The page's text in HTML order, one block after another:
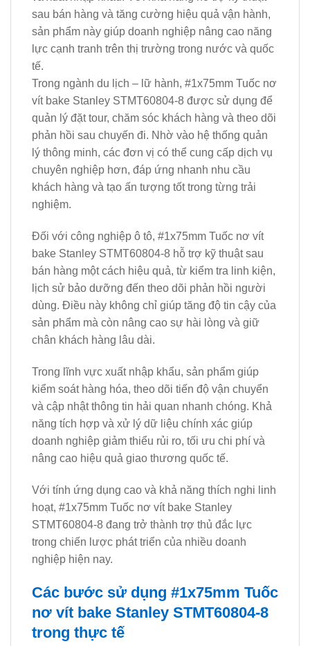
sau bán hàng và tăng cường hiệu quả vận hành,
sản phẩm này giúp doanh nghiệp nâng cao năng
lực cạnh tranh trên thị trường trong nước và quốc
tế.
Trong ngành du lịch – lữ hành, #1x75mm Tuốc nơ
vít bake Stanley STMT60804-8 được sử dụng để
quản lý đặt tour, chăm sóc khách hàng và theo dõi
phản hồi sau chuyến đi. Nhờ vào hệ thống quản
lý thông minh, các đơn vị có thể cung cấp dịch vụ
chuyên nghiệp hơn, đáp ứng nhanh nhu cầu
khách hàng và tạo ấn tượng tốt trong từng trải
nghiệm.
Đối với công nghiệp ô tô, #1x75mm Tuốc nơ vít
bake Stanley STMT60804-8 hỗ trợ kỹ thuật sau
bán hàng một cách hiệu quả, từ kiểm tra linh kiện,
lịch sử bảo dưỡng đến theo dõi phản hồi người
dùng. Điều này không chỉ giúp tăng độ tin cậy của
sản phẩm mà còn nâng cao sự hài lòng và giữ
chân khách hàng lâu dài.
Trong lĩnh vực xuất nhập khẩu, sản phẩm giúp
kiểm soát hàng hóa, theo dõi tiến độ vận chuyển
và cập nhật thông tin hải quan nhanh chóng. Khả
năng tích hợp và xử lý dữ liệu chính xác giúp
doanh nghiệp giảm thiểu rủi ro, tối ưu chi phí và
nâng cao hiệu quả giao thương quốc tế.
Với tính ứng dụng cao và khả năng thích nghi linh
hoạt, #1x75mm Tuốc nơ vít bake Stanley
STMT60804-8 đang trở thành trợ thủ đắc lực
trong chiến lược phát triển của nhiều doanh
nghiệp hiện nay.
Các bước sử dụng #1x75mm Tuốc
nơ vít bake Stanley STMT60804-8
trong thực tế